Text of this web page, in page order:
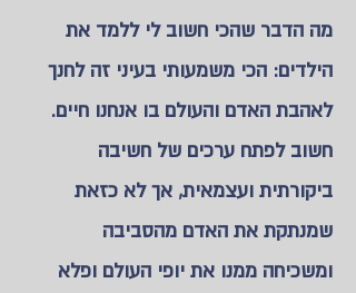
מה הדבר שהכי חשוב לי ללמד את
הילדים: הכי משמעותי בעיני זה לחנך
לאהבת האדם והעולם בו אנחנו חיים.
חשוב לפתח ערכים של חשיבה
ביקורתית ועצמאית, אך לא כזאת
שמנתקת את האדם מהסביבה
ומשכיחה ממנו את יופי העולם ופלא